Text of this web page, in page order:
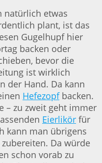
natürlich etwas
plant, ist das
Gugelhupf hier
backen oder
bevor die
ist wirklich
der Hand. Da kann
Hefezopfbacken.
– zu zweit geht immer
Eierlikör für
kann man übrigens
Da würde
schon vorab zu